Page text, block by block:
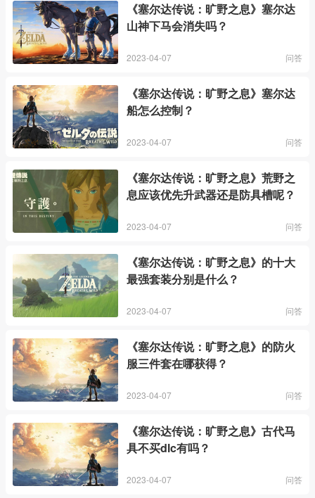
《塞尔达传说：旷野之息》塞尔达
山神下马会消失吗？
2023-04-07 问答
《塞尔达传说：旷野之息》塞尔达
船怎么控制？
2023-04-07 问答
《塞尔达传说：旷野之息》荒野之
息应该优先升武器还是防具槽呢？
2023-04-07 问答
《塞尔达传说：旷野之息》的十大
最强套装分别是什么？
2023-04-07 问答
《塞尔达传说：旷野之息》的防火
服三件套在哪获得？
2023-04-07 问答
《塞尔达传说：旷野之息》古代马
具不买dlc有吗？
2023-04-07 问答